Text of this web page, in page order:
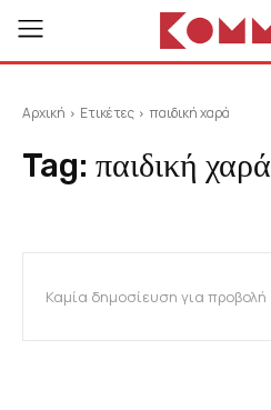
Αρχική Ετικέτες παιδική χαρά
Tag: παιδική χαρά
Καμία δημοσίευση για προβολή